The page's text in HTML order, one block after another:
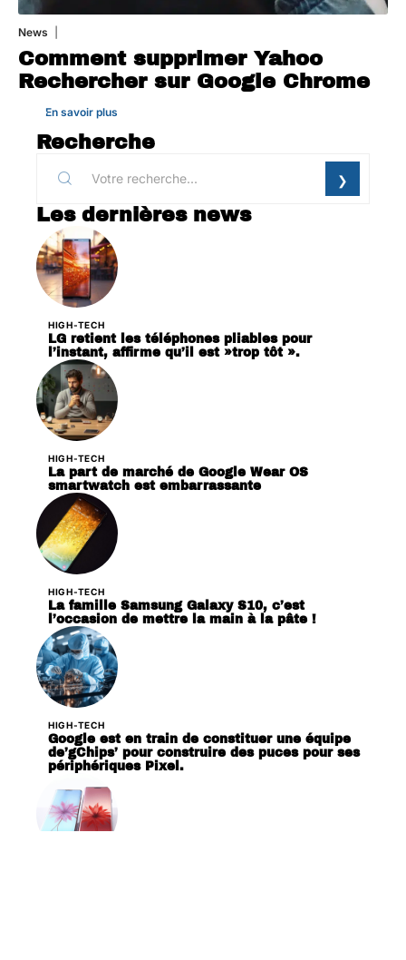
News
Comment supprimer Yahoo
Rechercher sur Google Chrome
En savoir plus
Recherche
Les dernières news
HIGH-TECH
LG retient les téléphones pliables pour
l’instant, affirme qu’il est »trop tôt ».
HIGH-TECH
La part de marché de Google Wear OS
smartwatch est embarrassante
HIGH-TECH
La famille Samsung Galaxy S10, c’est
l’occasion de mettre la main à la pâte !
HIGH-TECH
Google est en train de constituer une équipe
de’gChips’ pour construire des puces pour ses
périphériques Pixel.